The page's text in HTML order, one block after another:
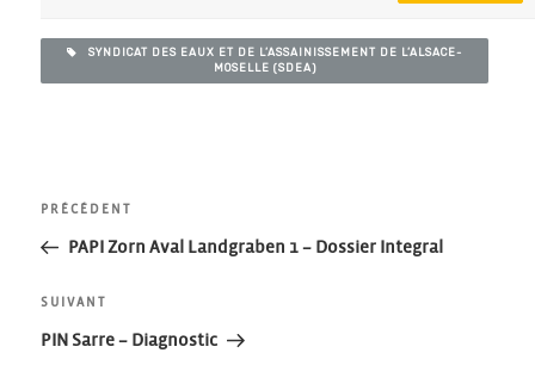
SYNDICAT DES EAUX ET DE L’ASSAINISSEMENT DE L’ALSACE-
MOSELLE (SDEA)
Navigation
l’article
Article
précédent
PRÉCÉDENT
PAPI Zorn Aval Landgraben 1 – Dossier Integral
Article
suivant
SUIVANT
PIN Sarre – Diagnostic